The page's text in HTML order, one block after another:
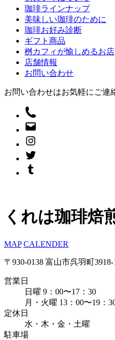
珈琲ラインナップ
美味しい珈琲のために
珈琲お好み診断
ギフト商品
桝カフィが愉しめるお店
店舗情報
お問い合わせ
お問い合わせはお気軽にご連
くれは珈琲焙
MAP CALENDER
〒930-0138 富山市呉羽町3918-
営業日
日曜 9：00〜17：30
月・火曜 13：00〜19：
定休日
水・木・金・土曜
駐車場